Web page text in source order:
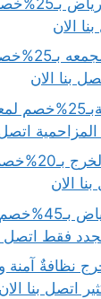
الان
شركة تنظيف
بنا الان
شركة تنظيف
اتصل
شركة تنظيف
الان
شركة تنظيف
فقط اتصل
نظافةٌ آمنة